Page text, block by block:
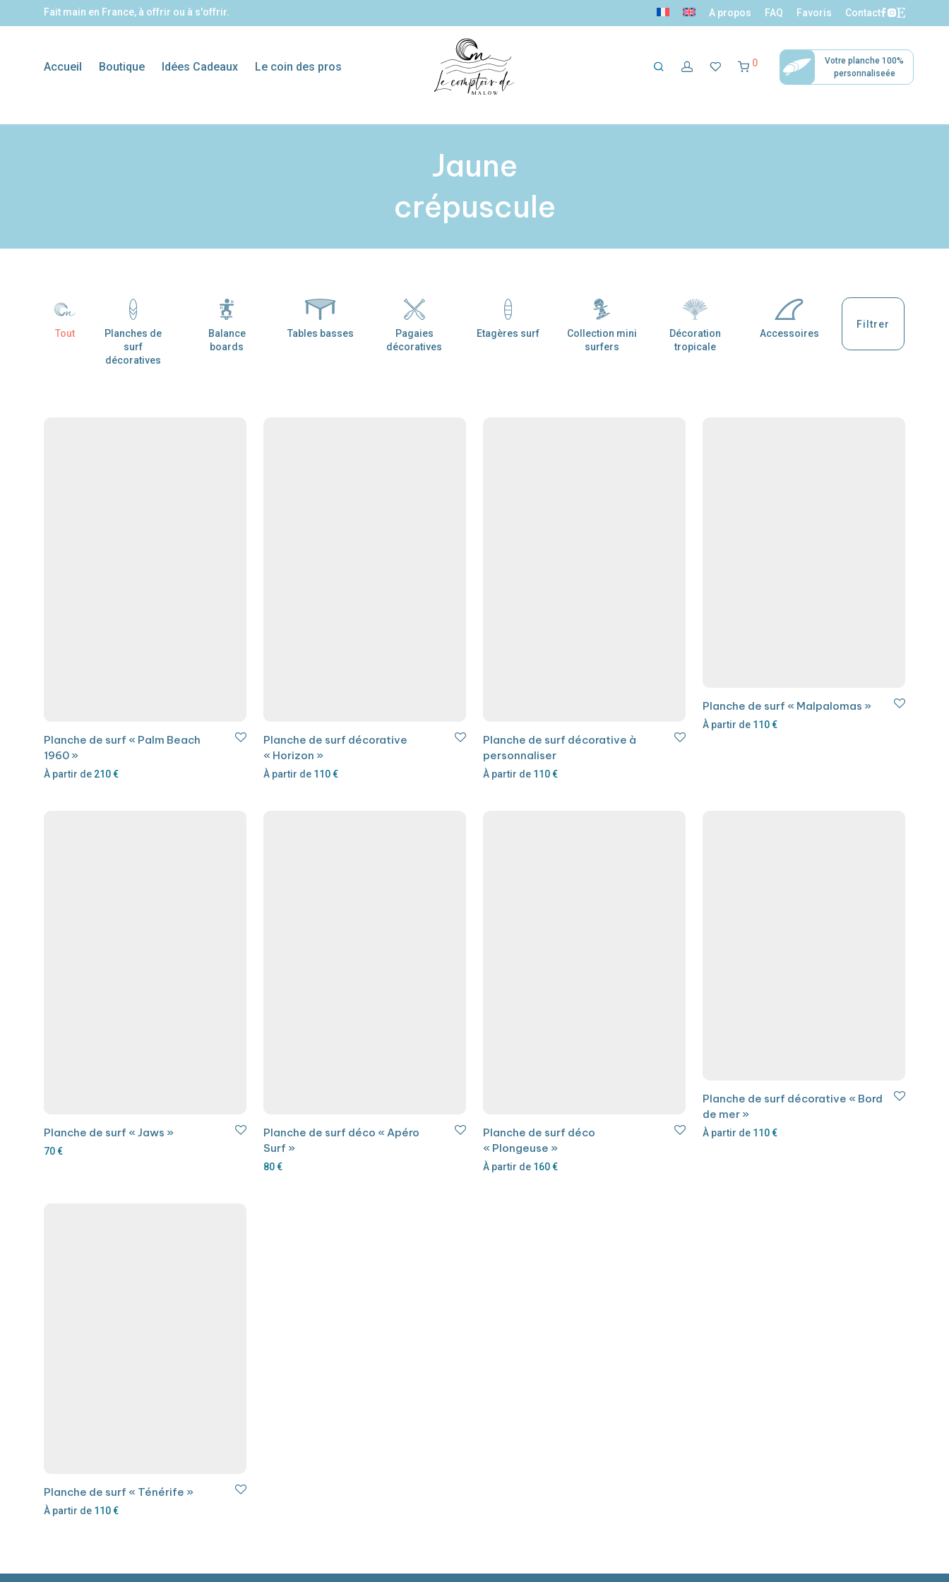
Fait main en France, à offrir ou à s'offrir. A propos FAQ Favoris Contact
Accueil Boutique Idées Cadeaux Le coin des pros
Votre planche 100%
personnaliseée
0
Jaune
crépuscule
Filtrer
Tout
Planches de
surf
décoratives
Balance
boards
Tables basses
Pagaies
décoratives
Etagères surf
Collection mini
surfers
Décoration
tropicale
Accessoires
Planche de surf « Palm Beach
1960 »
À partir de 210€
Planche de surf décorative
« Horizon »
À partir de 110€
Planche de surf décorative à
personnaliser
À partir de 110€
Planche de surf « Malpalomas »
À partir de 110€
Planche de surf « Jaws »
70€
Planche de surf déco « Apéro
Surf »
80€
Planche de surf déco
« Plongeuse »
À partir de 160€
Planche de surf décorative « Bord
de mer »
À partir de 110€
Planche de surf « Ténérife »
À partir de 110€